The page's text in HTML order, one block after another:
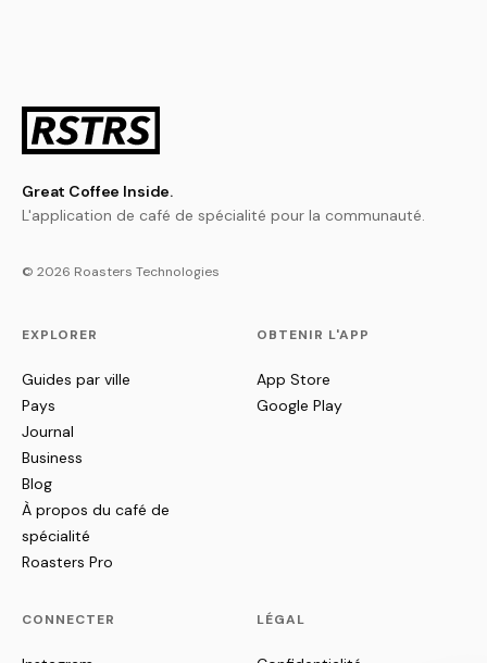
Great Coffee Inside.
L'application de café de spécialité pour la communauté.
© 2026 Roasters Technologies
EXPLORER
Guides par ville
Pays
Journal
Business
Blog
À propos du café de
spécialité
Roasters Pro
OBTENIR L'APP
App Store
Google Play
CONNECTER LÉGAL